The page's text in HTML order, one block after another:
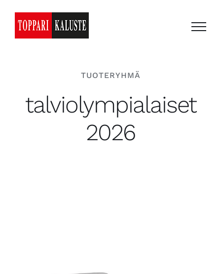
content
TUOTERYHMÄ
talviolympialaiset
2026​